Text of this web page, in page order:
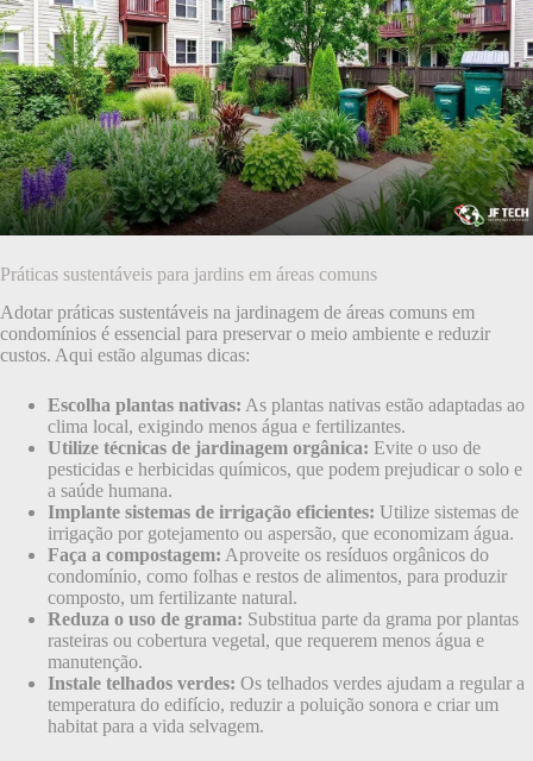
Práticas sustentáveis para jardins em áreas comuns
Adotar práticas sustentáveis na jardinagem de áreas comuns em
condomínios é essencial para preservar o meio ambiente e reduzir
custos. Aqui estão algumas dicas:
Escolha plantas nativas: As plantas nativas estão adaptadas ao
clima local, exigindo menos água e fertilizantes.
Utilize técnicas de jardinagem orgânica: Evite o uso de
pesticidas e herbicidas químicos, que podem prejudicar o solo e
a saúde humana.
Implante sistemas de irrigação eficientes: Utilize sistemas de
irrigação por gotejamento ou aspersão, que economizam água.
Faça a compostagem: Aproveite os resíduos orgânicos do
condomínio, como folhas e restos de alimentos, para produzir
composto, um fertilizante natural.
Reduza o uso de grama: Substitua parte da grama por plantas
rasteiras ou cobertura vegetal, que requerem menos água e
manutenção.
Instale telhados verdes: Os telhados verdes ajudam a regular a
temperatura do edifício, reduzir a poluição sonora e criar um
habitat para a vida selvagem.